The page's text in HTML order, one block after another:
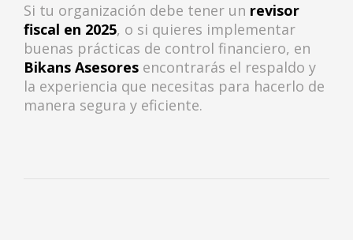
Si tu organización debe tener un revisor
fiscal en 2025, o si quieres implementar
buenas prácticas de control financiero, en
Bikans Asesores encontrarás el respaldo y
la experiencia que necesitas para hacerlo de
manera segura y eficiente.